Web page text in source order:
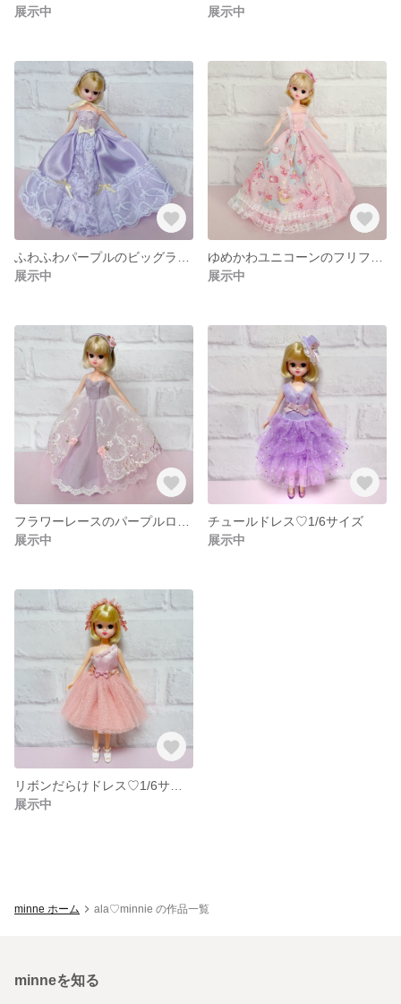
展示中 展示中
展示中
展示中
展示中
チュールドレス♡1/6サイズ
展示中
展示中
minne ホーム ala♡minnie の作品一覧
minneを知る